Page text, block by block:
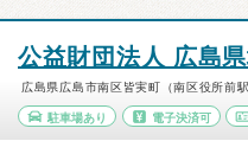
公益財団法人 広島
広島県広島市南区皆実町（南区役所前
駐車場あり 電子決済可